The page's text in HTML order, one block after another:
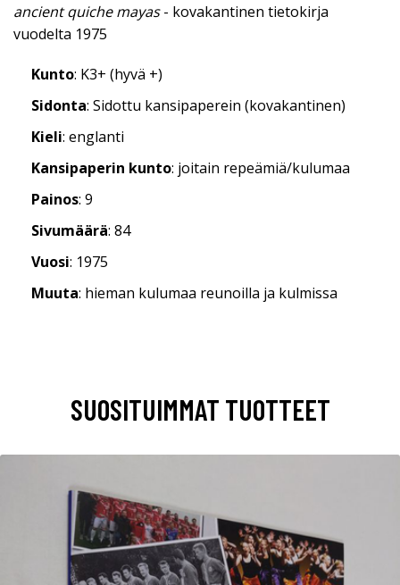
ancient quiche mayas- kovakantinen tietokirja
vuodelta 1975
Kunto: K3+ (hyvä +)
Sidonta: Sidottu kansipaperein (kovakantinen)
Kieli: englanti
Kansipaperin kunto: joitain repeämiä/kulumaa
Painos: 9
Sivumäärä: 84
Vuosi: 1975
Muuta: hieman kulumaa reunoilla ja kulmissa
SUOSITUIMMAT TUOTTEET